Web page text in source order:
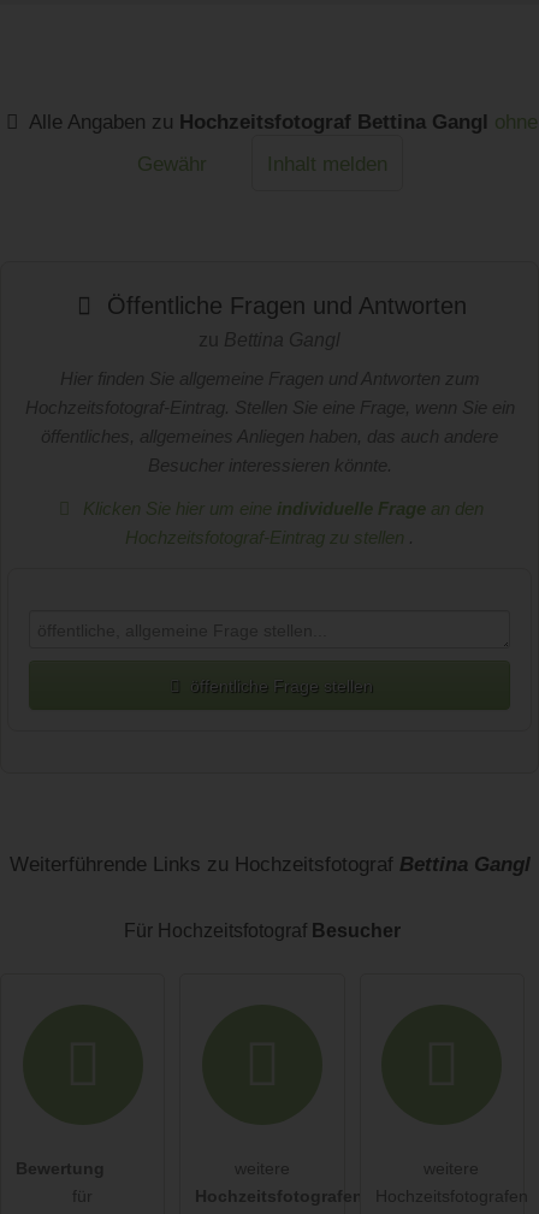
Alle Angaben zu Hochzeitsfotograf Bettina Gangl ohne
Gewähr
Inhalt melden
Öffentliche Fragen und Antworten
zu Bettina Gangl
Hier finden Sie allgemeine Fragen und Antworten zum
Hochzeitsfotograf-Eintrag. Stellen Sie eine Frage, wenn Sie ein
öffentliches, allgemeines Anliegen haben, das auch andere
Besucher interessieren könnte.
Klicken Sie hier um eine individuelle Frage an den
Hochzeitsfotograf-Eintrag zu stellen .
öffentliche Frage stellen
E-Mail-Adresse (wird nicht veröffentlicht)
Hiermit akzeptiere ich die
Weiterführende Links zu Hochzeitsfotograf Bettina Gangl
Für Hochzeitsfotograf Besucher
Bewertung
für
weitere
Hochzeitsfotografen
weitere
Hochzeitsfotografen